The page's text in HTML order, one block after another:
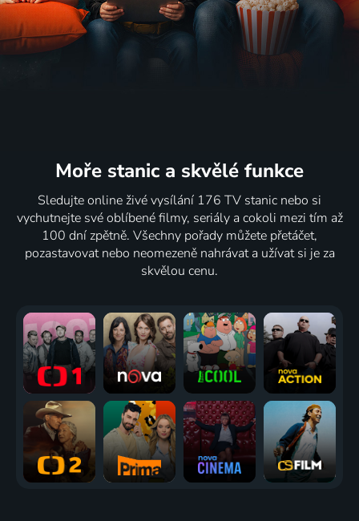
Moře stanic a skvělé funkce
Sledujte online živé vysílání 176 TV stanic nebo si
vychutnejte své oblíbené filmy, seriály a cokoli mezi tím až
100 dní zpětně. Všechny pořady můžete přetáčet,
pozastavovat nebo neomezeně nahrávat a užívat si je za
skvělou cenu.